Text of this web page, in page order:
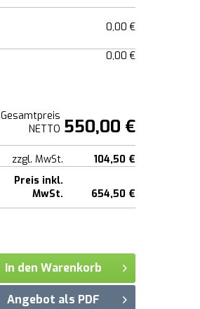
0,00 €
0,00 €
Gesamtpreis
NETTO 550,00 €
zzgl. MwSt.
104,50 €
Preis inkl.
MwSt.
654,50 €
In den Warenkorb
Angebot als PDF